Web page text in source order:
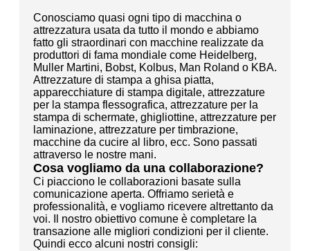
Conosciamo quasi ogni tipo di macchina o
attrezzatura usata da tutto il mondo e abbiamo
fatto gli straordinari con macchine realizzate da
produttori di fama mondiale come Heidelberg,
Muller Martini, Bobst, Kolbus, Man Roland o KBA.
Attrezzature di stampa a ghisa piatta,
apparecchiature di stampa digitale, attrezzature
per la stampa flessografica, attrezzature per la
stampa di schermate, ghigliottine, attrezzature per
laminazione, attrezzature per timbrazione,
macchine da cucire al libro, ecc. Sono passati
attraverso le nostre mani.
Cosa vogliamo da una collaborazione?
Ci piacciono le collaborazioni basate sulla
comunicazione aperta. Offriamo serietà e
professionalità, e vogliamo ricevere altrettanto da
voi. Il nostro obiettivo comune è completare la
transazione alle migliori condizioni per il cliente.
Quindi ecco alcuni nostri consigli: